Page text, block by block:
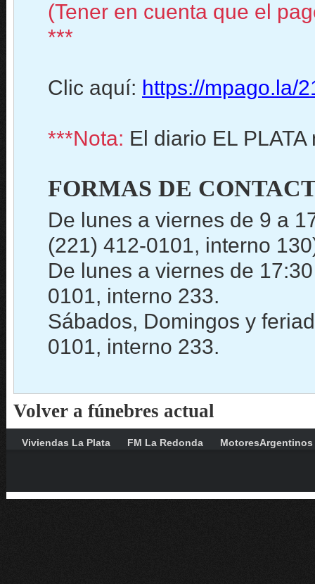
(Tener en cuenta que el
***
Clic aquí: https://mpago.la/
***Nota: El diario EL
FORMAS DE
De lunes a viernes de 9 a
(221) 412-0101, interno
De lunes a viernes de
0101, interno 233.
Sábados, Domingos y
0101, interno 233.
Volver a fúnebres actual
Viviendas La Plata FM La Redonda MotoresArgentinos